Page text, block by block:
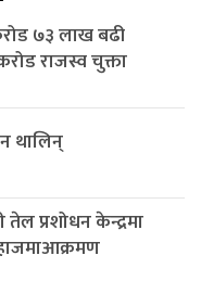
७३ लाख बढी
राजस्व चुक्ता
थालिन्
तेल प्रशोधन केन्द्रमा